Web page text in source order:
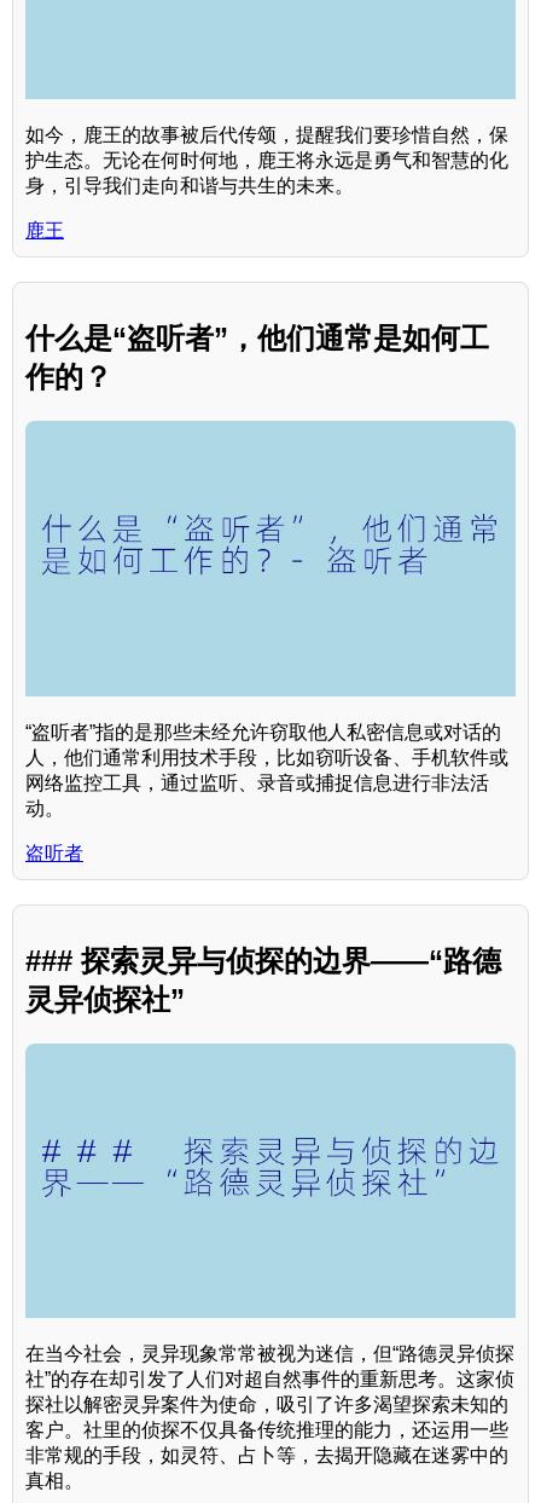
如今，鹿王的故事被后代传颂，提醒我们要珍惜自然，保
护生态。无论在何时何地，鹿王将永远是勇气和智慧的化
身，引导我们走向和谐与共生的未来。
鹿王
什么是“盗听者”，他们通常是如何工
作的？
“盗听者”指的是那些未经允许窃取他人私密信息或对话的
人，他们通常利用技术手段，比如窃听设备、手机软件或
网络监控工具，通过监听、录音或捕捉信息进行非法活
动。
盗听者
### 探索灵异与侦探的边界——“路德
灵异侦探社”
在当今社会，灵异现象常常被视为迷信，但“路德灵异侦探
社”的存在却引发了人们对超自然事件的重新思考。这家侦
探社以解密灵异案件为使命，吸引了许多渴望探索未知的
客户。社里的侦探不仅具备传统推理的能力，还运用一些
非常规的手段，如灵符、占卜等，去揭开隐藏在迷雾中的
真相。